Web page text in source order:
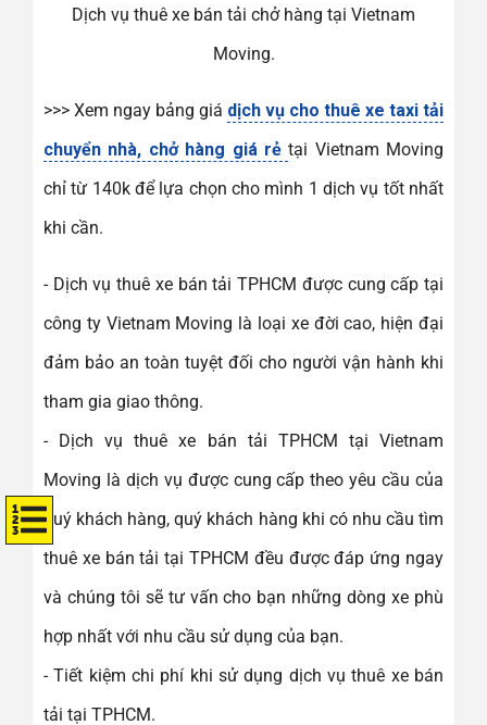
Dịch vụ thuê xe bán tải chở hàng tại Vietnam
Moving.
>>> Xem ngay bảng giá dịch vụ cho thuê xe taxi tải
chuyển nhà, chở hàng giá rẻtại Vietnam Moving
chỉ từ 140k để lựa chọn cho mình 1 dịch vụ tốt nhất
khi cần.
- Dịch vụ thuê xe bán tải TPHCM được cung cấp tại
công ty Vietnam Moving là loại xe đời cao, hiện đại
đảm bảo an toàn tuyệt đối cho người vận hành khi
tham gia giao thông.
- Dịch vụ thuê xe bán tải TPHCM tại Vietnam
Moving là dịch vụ được cung cấp theo yêu cầu của
quý khách hàng, quý khách hàng khi có nhu cầu tìm
thuê xe bán tải tại TPHCM đều được đáp ứng ngay
và chúng tôi sẽ tư vấn cho bạn những dòng xe phù
hợp nhất với nhu cầu sử dụng của bạn.
- Tiết kiệm chi phí khi sử dụng dịch vụ thuê xe bán
tải tại TPHCM.